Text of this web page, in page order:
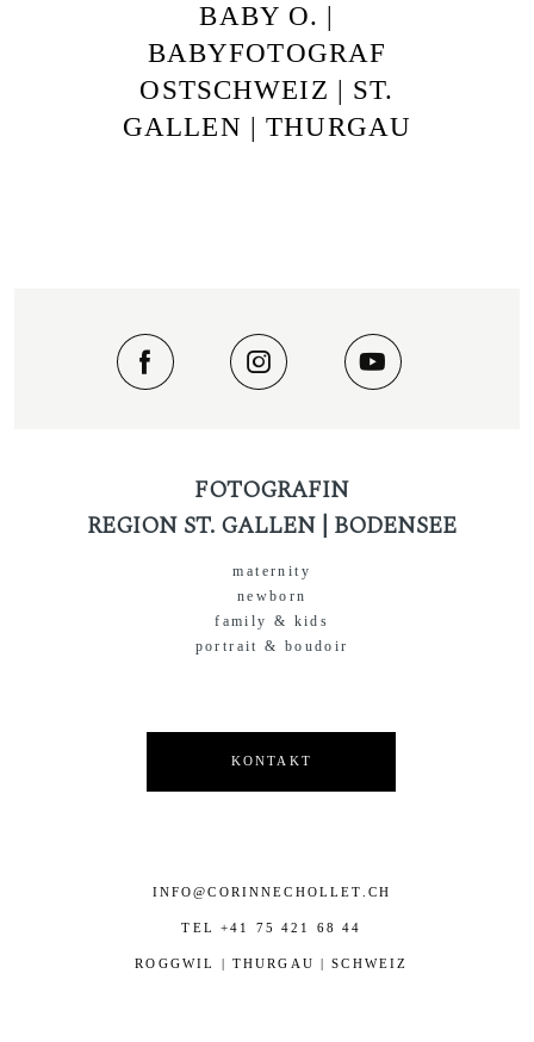
BABY O. |
BABYFOTOGRAF
OSTSCHWEIZ | ST.
GALLEN | THURGAU
FOTOGRAFIN
REGION ST. GALLEN | BODENSEE
INFO@CORINNECHOLLET.CH
TEL +41 75 421 68 44
maternity
newborn
family & kids
portrait & boudoir
ROGGWIL | THURGAU | SCHWEIZ
KONTAKT